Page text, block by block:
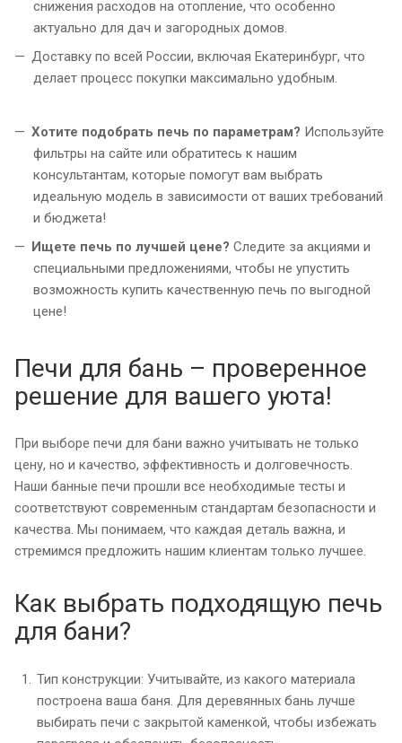
снижения расходов на отопление, что особенно
актуально для дач и загородных домов.
Доставку по всей России, включая Екатеринбург, что
делает процесс покупки максимально удобным.
Хотите подобрать печь по параметрам? Используйте
фильтры на сайте или обратитесь к нашим
консультантам, которые помогут вам выбрать
идеальную модель в зависимости от ваших требований
и бюджета!
Ищете печь по лучшей цене? Следите за акциями и
специальными предложениями, чтобы не упустить
возможность купить качественную печь по выгодной
цене!
Печи для бань – проверенное
решение для вашего уюта!
При выборе печи для бани важно учитывать не только
цену, но и качество, эффективность и долговечность.
Наши банные печи прошли все необходимые тесты и
соответствуют современным стандартам безопасности и
качества. Мы понимаем, что каждая деталь важна, и
стремимся предложить нашим клиентам только лучшее.
Как выбрать подходящую печь
для бани?
Тип конструкции: Учитывайте, из какого материала
построена ваша баня. Для деревянных бань лучше
выбирать печи с закрытой каменкой, чтобы избежать